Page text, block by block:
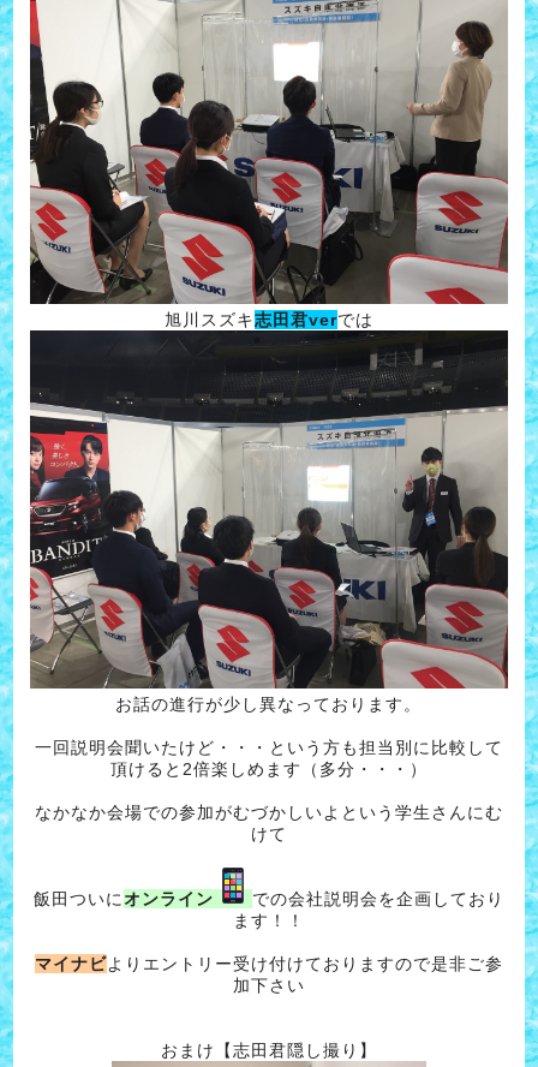
旭川スズキ志田君verでは
お話の進行が少し異なっております。
一回説明会聞いたけど・・・という方も担当別に比較して
頂けると2倍楽しめます（多分・・・）
なかなか会場での参加がむづかしいよという学生さんにむ
けて
飯田ついにオンライン
での会社説明会を企画しており
ます！！
マイナビよりエントリー受け付けておりますので是非ご参
加下さい
おまけ【志田君隠し撮り】